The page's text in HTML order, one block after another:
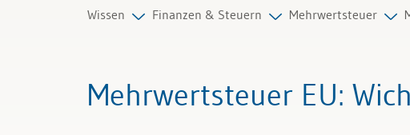
Wissen
Management
Finanzen & Steuern
Finanzmanagement
Mehrwertsteuer
Buchführung und
Mehrwertsteuer EU: